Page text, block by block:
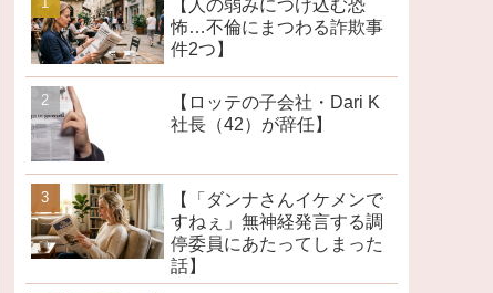
【人の弱みにつけ込む恐
怖…不倫にまつわる詐欺事
件2つ】
【ロッテの子会社・Dari K
社長（42）が辞任】
【「ダンナさんイケメンで
すねぇ」無神経発言する調
停委員にあたってしまった
話】